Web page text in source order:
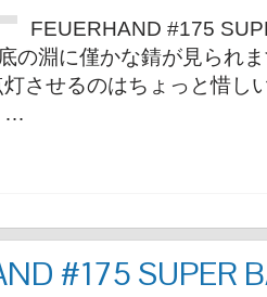
FEUERHAND #175
の淵に僅かな錆が見られ
させるのはちょっと惜し
…
#175 SUPER